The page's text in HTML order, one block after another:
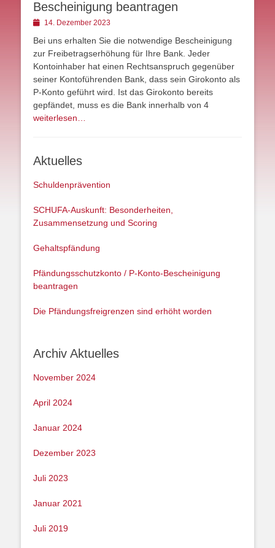
Bescheinigung beantragen
Posted14. Dezember 2023
Bei uns erhalten Sie die notwendige Bescheinigung
zur Freibetragserhöhung für Ihre Bank. Jeder
Kontoinhaber hat einen Rechtsanspruch gegenüber
seiner Kontoführenden Bank, dass sein Girokonto als
P-Konto geführt wird. Ist das Girokonto bereits
gepfändet, muss es die Bank innerhalb von 4
weiterlesen…
Aktuelles
Schuldenprävention
SCHUFA-Auskunft: Besonderheiten,
Zusammensetzung und Scoring
Gehaltspfändung
Pfändungsschutzkonto / P-Konto-Bescheinigung
beantragen
Die Pfändungsfreigrenzen sind erhöht worden
Archiv Aktuelles
November 2024
April 2024
Januar 2024
Dezember 2023
Juli 2023
Januar 2021
Juli 2019